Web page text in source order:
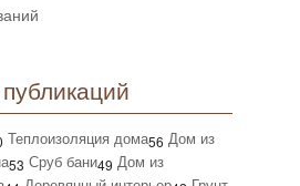
Теплоизоляция дома56 Дом из
53 Сруб бани49 Дом из